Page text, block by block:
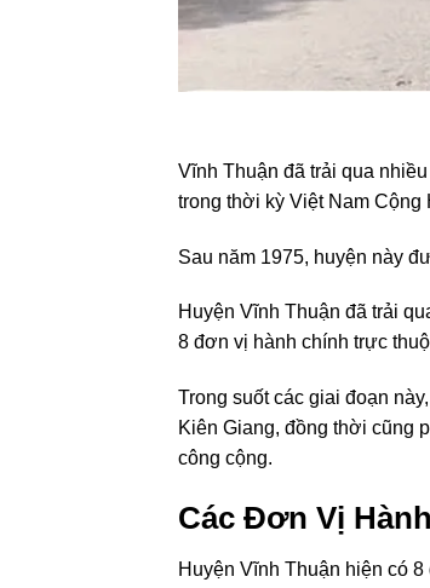
Vĩnh Thuận đã trải qua
trong thời kỳ Việt Nam Cộng
Sau năm 1975, huyện này
Huyện Vĩnh Thuận đã trải
8 đơn vị hành chính trực
Trong suốt các giai đoạn
Kiên Giang, đồng thời cũng
công cộng.
Các Đơn Vị
Huyện Vĩnh Thuận hiện có